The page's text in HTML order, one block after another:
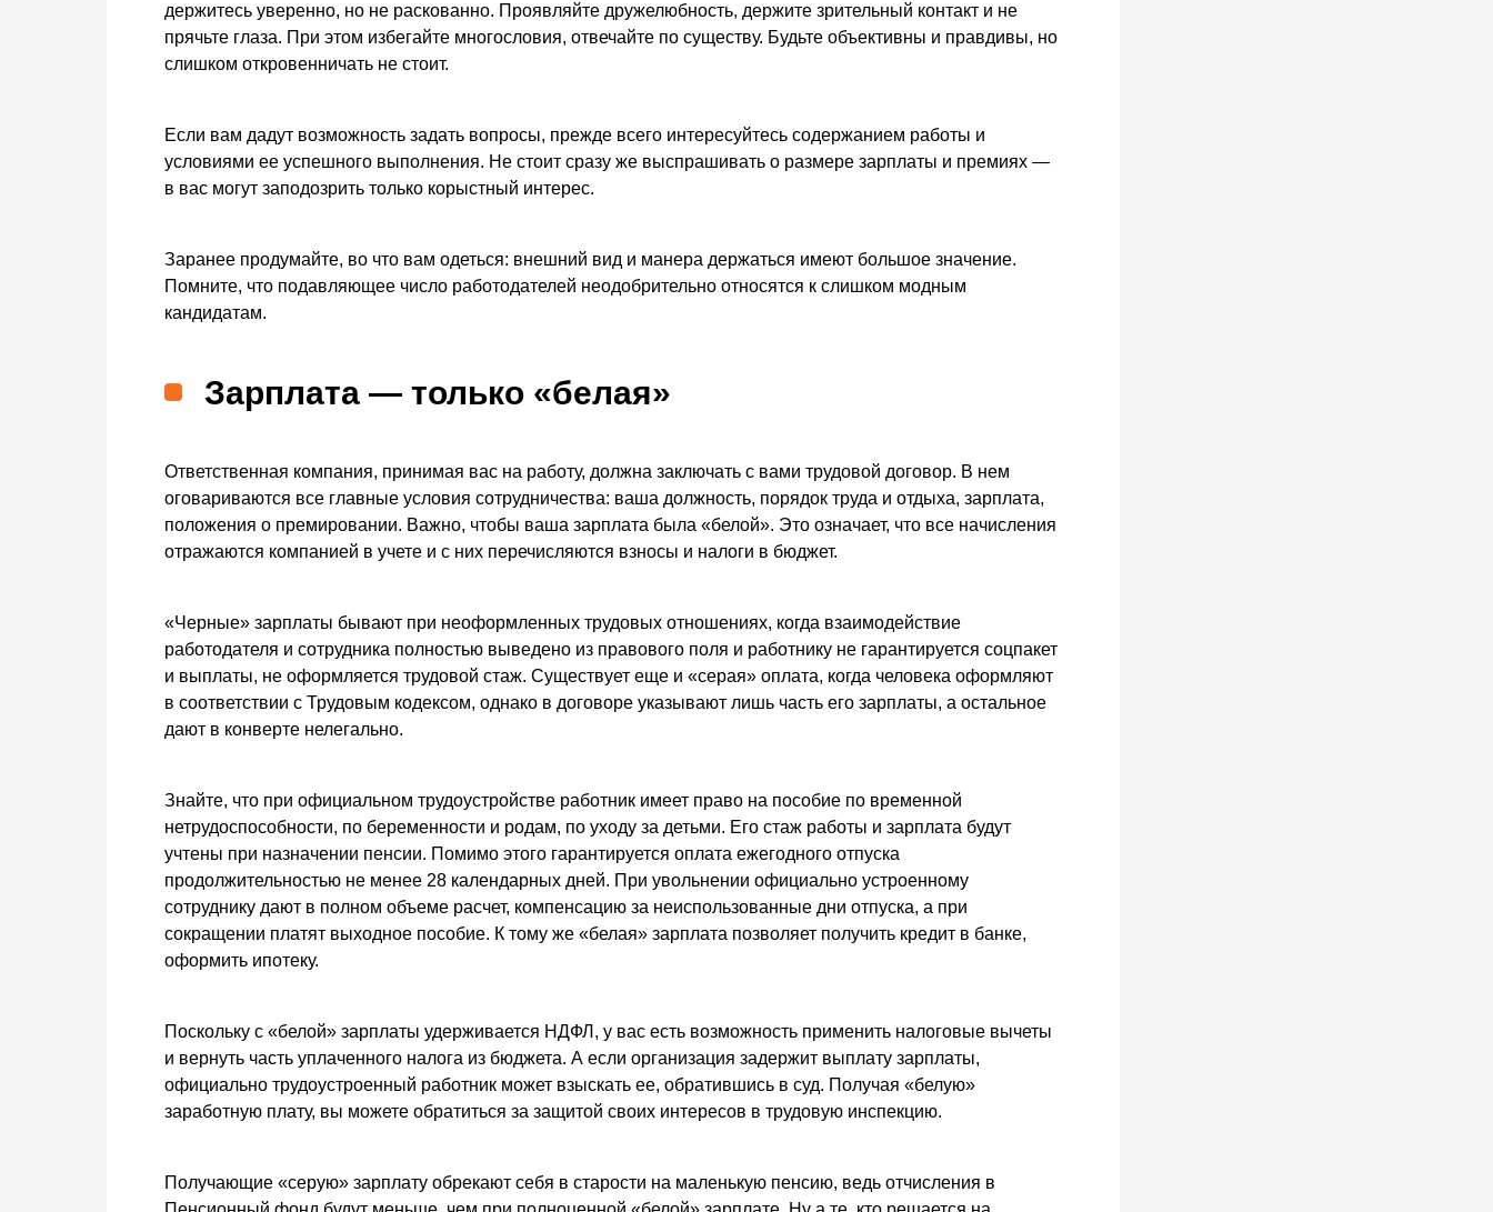
держитесь уверенно, но не раскованно. Проявляйте дружелюбность, держите зрительный контакт и не
прячьте глаза. При этом избегайте многословия, отвечайте по существу. Будьте объективны и правдивы, но
слишком откровенничать не стоит.
Если вам дадут возможность задать вопросы, прежде всего интересуйтесь содержанием работы и
условиями ее успешного выполнения. Не стоит сразу же выспрашивать о размере зарплаты и премиях —
в вас могут заподозрить только корыстный интерес.
Заранее продумайте, во что вам одеться: внешний вид и манера держаться имеют большое значение.
Помните, что подавляющее число работодателей неодобрительно относятся к слишком модным
кандидатам.
Зарплата — только «белая»
Ответственная компания, принимая вас на работу, должна заключать с вами трудовой договор. В нем
оговариваются все главные условия сотрудничества: ваша должность, порядок труда и отдыха, зарплата,
положения о премировании. Важно, чтобы ваша зарплата была «белой». Это означает, что все начисления
отражаются компанией в учете и с них перечисляются взносы и налоги в бюджет.
«Черные» зарплаты бывают при неоформленных трудовых отношениях, когда взаимодействие
работодателя и сотрудника полностью выведено из правового поля и работнику не гарантируется соцпакет
и выплаты, не оформляется трудовой стаж. Существует еще и «серая» оплата, когда человека оформляют
в соответствии с Трудовым кодексом, однако в договоре указывают лишь часть его зарплаты, а остальное
дают в конверте нелегально.
Знайте, что при официальном трудоустройстве работник имеет право на пособие по временной
нетрудоспособности, по беременности и родам, по уходу за детьми. Его стаж работы и зарплата будут
учтены при назначении пенсии. Помимо этого гарантируется оплата ежегодного отпуска
продолжительностью не менее 28 календарных дней. При увольнении официально устроенному
сотруднику дают в полном объеме расчет, компенсацию за неиспользованные дни отпуска, а при
сокращении платят выходное пособие. К тому же «белая» зарплата позволяет получить кредит в банке,
оформить ипотеку.
Поскольку с «белой» зарплаты удерживается НДФЛ, у вас есть возможность применить налоговые вычеты
и вернуть часть уплаченного налога из бюджета. А если организация задержит выплату зарплаты,
официально трудоустроенный работник может взыскать ее, обратившись в суд. Получая «белую»
заработную плату, вы можете обратиться за защитой своих интересов в трудовую инспекцию.
Получающие «серую» зарплату обрекают себя в старости на маленькую пенсию, ведь отчисления в